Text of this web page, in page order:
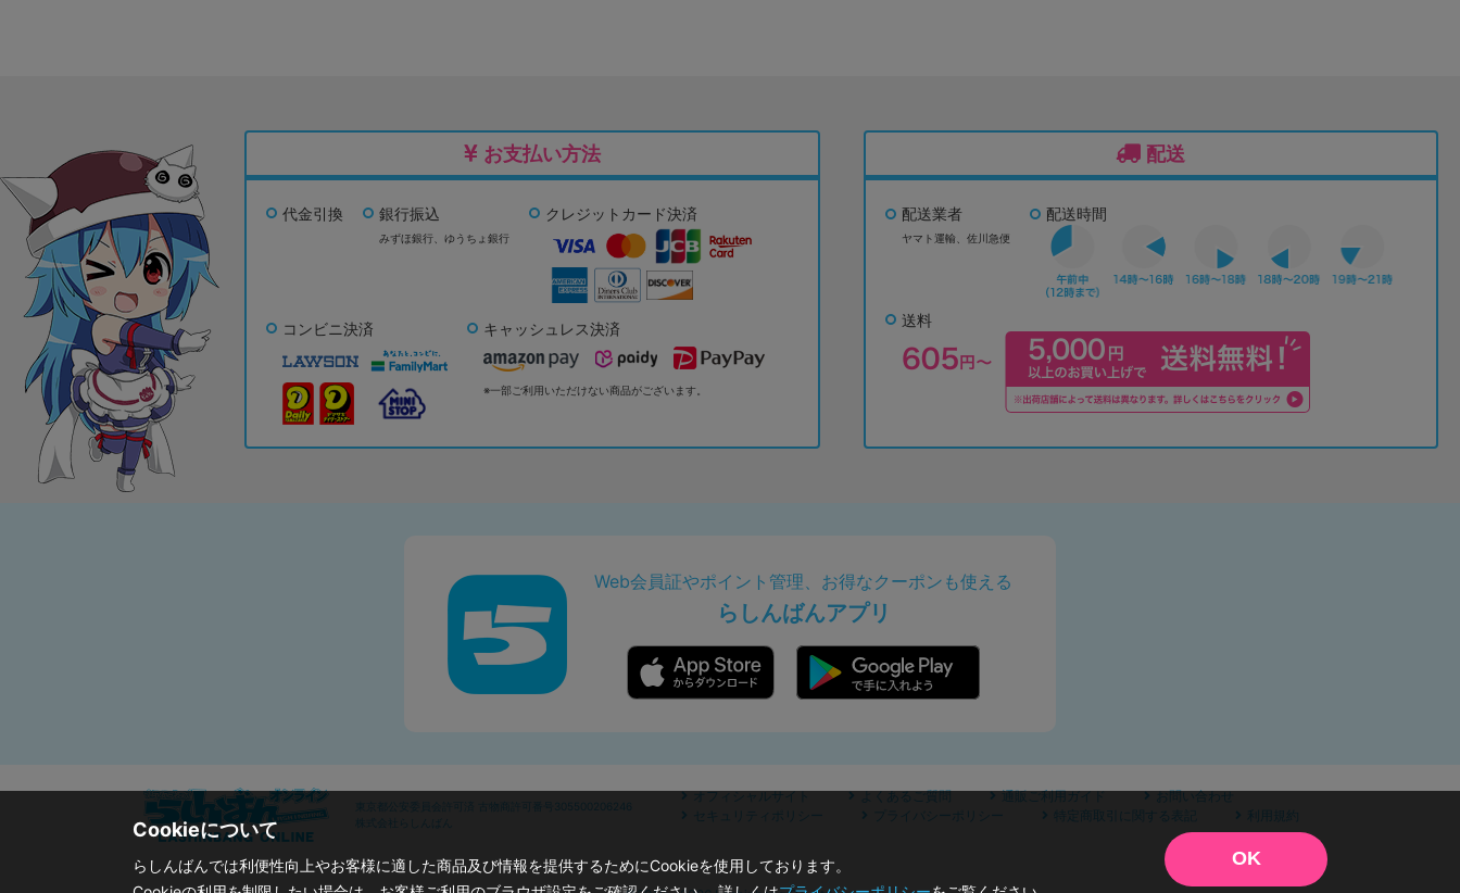
お支払い方法
代金引換 銀行振込
みずほ銀行、 ゆうちょ銀行
クレジットカード決済
コンビニ決済 キャッシュレス決済
※一部ご利用いただけない商品がございます。
配送
配送業者
ヤマト運輸、佐川急便
配送時間
送料
Web会員証やポイント管理、お得なクーポンも使える
らしんばんアプリ
東京都公安委員会許可済 古物商許可番号305500206246
株式会社らしんばん
オフィシャルサイト よくあるご質問 通販ご利用ガイド
お問い合わせ
セキュリティポリシー
プライバシーポリシー 特定商取引に関する表記 利用規約
Cookieについて
らしんばんでは利便性向上やお客様に適した商品及び情報を提供するためにCookieを使用しております。
OK